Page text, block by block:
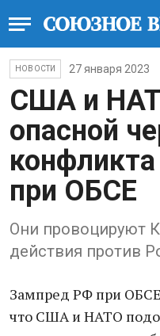
НОВОСТИ 27 января 2023
США и
опасной
при ОБСЕ
Они провоцируют
действия против
Зампред РФ при
что США и НАТО